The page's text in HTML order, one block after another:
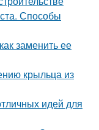
Способы
заменить ее
крыльца из
идей для